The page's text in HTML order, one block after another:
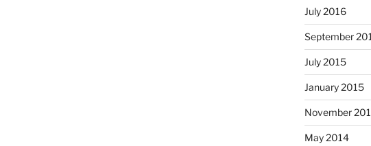
July 2016
September
July 2015
January 2015
November
May 2014